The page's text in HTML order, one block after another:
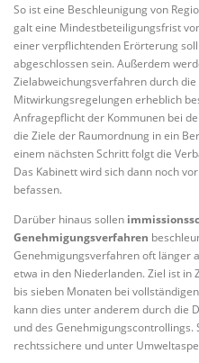
So ist eine Beschleunigung von
galt eine Mindestbeteiligungsfrist
einer verpflichtenden Erörterung
abgeschlossen sein. Außerdem
Zielabweichungsverfahren durch
Mitwirkungsregelungen erheblich
Anfragepflicht der Kommunen bei
die Ziele der Raumordnung in ein
einem nächsten Schritt folgt die
Das Kabinett wird sich dann noch
befassen.
Darüber hinaus sollen
Genehmigungsverfahren
Genehmigungsverfahren oft länger
etwa in den Niederlanden. Ziel ist in
bis sieben Monaten bei
kann dies unter anderem durch die
und des
rechtssichere und unter